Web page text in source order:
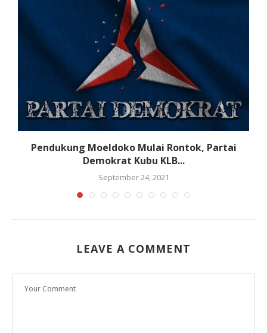
Pendukung Moeldoko Mulai Rontok, Partai
Demokrat Kubu KLB...
September 24, 2021
LEAVE A COMMENT